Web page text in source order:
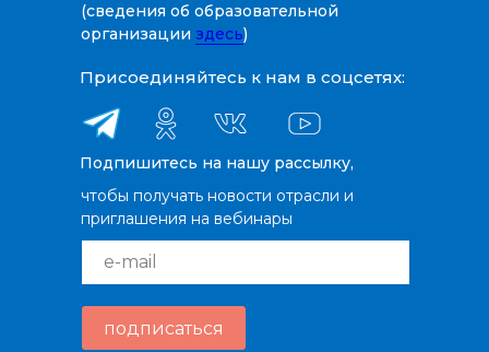
(сведения об образовательной
организации здесь)
e-mail
подписаться
Подпишитесь на нашу рассылку,
чтобы получать новости отрасли и
приглашения на вебинары
Присоединяйтесь к нам в соцсетях: